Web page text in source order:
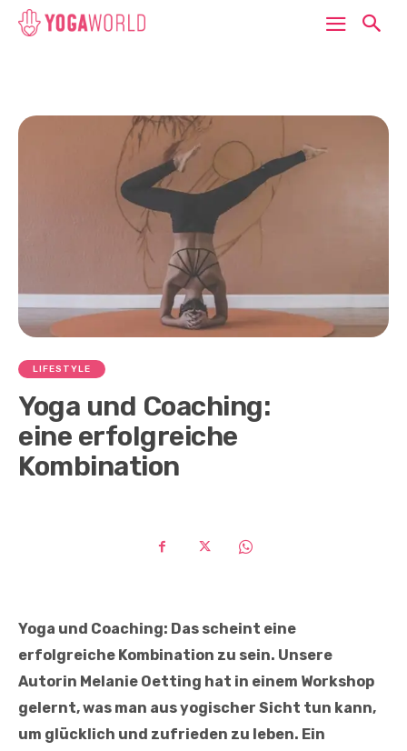
LIFESTYLE
Yoga und Coaching:
eine erfolgreiche
Kombination
Yoga und Coaching: Das scheint eine
erfolgreiche Kombination zu sein. Unsere
Autorin Melanie Oetting hat in einem Workshop
gelernt, was man aus yogischer Sicht tun kann,
um glücklich und zufrieden zu leben. Ein